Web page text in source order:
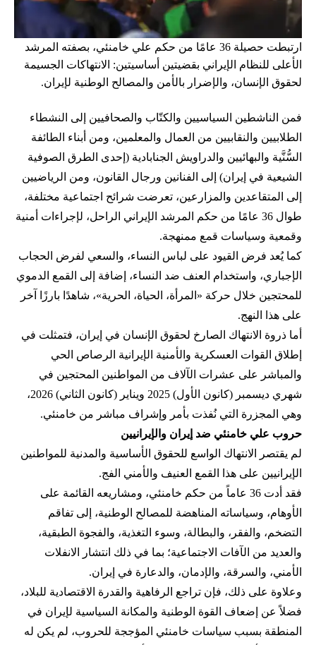
ارتبطت حصيلة 36 عامًا من حكم علي خامنئي، بصفته المرشد
الأعلى للنظام الإيراني بقضيتين أساسيتين: الانتهاكات الجسيمة
لحقوق الإنسان، والإضرار بالأمن والمصالح الوطنية لإيران.
فمن الناشطين السياسيين والكتّاب والصحافيين إلى النشطاء
الطلابيين والنقابيين من العمال والمعلمين، ومن أبناء الطائفة
السُّنَّية والبهائيين والدراويش الجنابادية (إحدى الطرق الصوفية
الشيعية في إيران) إلى الفنانين ورجال القانون، ومن الرياضيين
إلى المتقاعدين والمزارعين، تعرضت شرائح اجتماعية مختلفة،
طوال 36 عامًا من حكم المرشد الإيراني الراحل، لإجراءات أمنية
وقمعية وسياسات قمع ممنهجة.
كما يُعد فرض القيود على لباس النساء، والسعي لفرض الحجاب
الإجباري، واستخدام العنف ضد النساء، إضافة إلى القمع الدموي
للمحتجين خلال حركة «المرأة، الحياة، الحرية»، شاهدًا بارزًا آخر
على هذا النهج.
أما ذروة الانتهاك الصارخ لحقوق الإنسان في إيران، فتمثلت في
إطلاق القوات العسكرية والأمنية الإيرانية الرصاص الحي
والمباشر على عشرات الآلاف من المواطنين المحتجين في
شهري ديسمبر (كانون الأول) 2025 ويناير (كانون الثاني) 2026،
وهي المجزرة التي نُفذت بأمر وإشراف مباشر من خامنئي.
حروب علي خامنئي ضد إيران والإيرانيين
لم يقتصر الانتهاك الواسع للحقوق الأساسية والمدنية للمواطنين
الإيرانيين على هذا القمع العنيف والأمني الفج.
فقد أدت 36 عاماً من حكم خامنئي، ومشاریعه القائمة على
الأوهام، وسياساته المناهضة للمصالح الوطنية، إلى تفاقم
التضخم، والفقر، والبطالة، وسوء التغذية، والفجوة الطبقية،
والعديد من الآفات الاجتماعية؛ بما في ذلك انتشار الانفلات
الأمني، والسرقة، والإدمان، والدعارة في إيران.
وعلاوة على ذلك، فإن تراجع الرفاهية والقدرة الاقتصادية للبلاد،
فضلاً عن إضعاف القوة الوطنية والمكانة السياسية لإيران في
المنطقة بسبب سياسات خامنئي المؤججة للحروب، لم يكن له